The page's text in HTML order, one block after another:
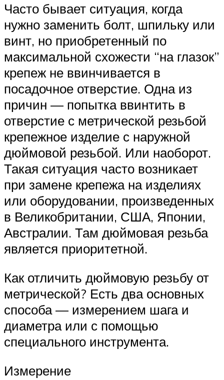
Часто бывает ситуация, когда
нужно заменить болт, шпильку или
винт, но приобретенный по
максимальной схожести “на глазок”
крепеж не ввинчивается в
посадочное отверстие. Одна из
причин — попытка ввинтить в
отверстие с метрической резьбой
крепежное изделие с наружной
дюймовой резьбой. Или наоборот.
Такая ситуация часто возникает
при замене крепежа на изделиях
или оборудовании, произведенных
в Великобритании, США, Японии,
Австралии. Там дюймовая резьба
является приоритетной.
Как отличить дюймовую резьбу от
метрической? Есть два основных
способа — измерением шага и
диаметра или с помощью
специального инструмента.
Измерение